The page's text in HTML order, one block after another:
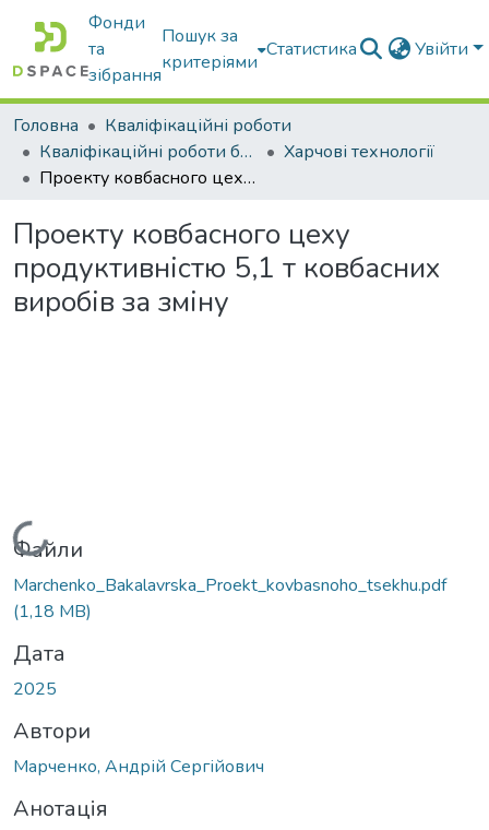
Фонди
та
зібрання
Пошук за
критеріями
Статистика Увійти
Головна
Кваліфікаційні роботи
Кваліфікаційні роботи бакалаврів
Харчові технології
Проекту ковбасного цеху продуктивністю 5,1 т ковбасних виробів за зміну
Проекту ковбасного цеху
продуктивністю 5,1 т ковбасних
виробів за зміну
Вантажиться...
Файли
Marchenko_Bakalavrska_Proekt_kovbasnoho_tsekhu.pdf
(1,18 MB)
Дата
2025
Автори
Марченко, Андрій Сергійович
Анотація